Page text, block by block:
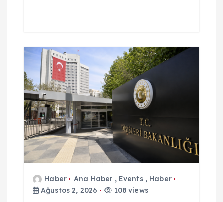
Haber Ana Haber , Events, Haber
Ağustos 2, 2026
108 views